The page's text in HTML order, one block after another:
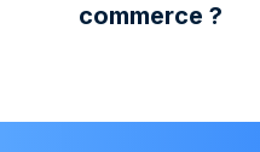
commerce ?